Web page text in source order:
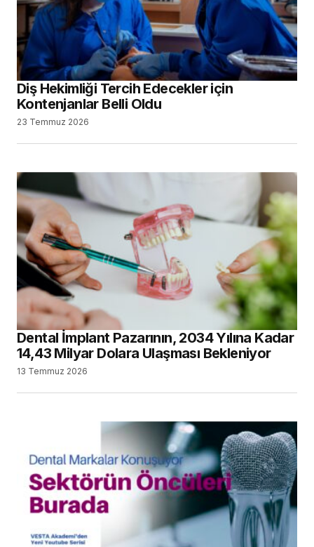
Diş Hekimliği Tercih Edecekler için
Kontenjanlar Belli Oldu
23 Temmuz 2026
Dental İmplant Pazarının, 2034 Yılına Kadar
14,43 Milyar Dolara Ulaşması Bekleniyor
13 Temmuz 2026